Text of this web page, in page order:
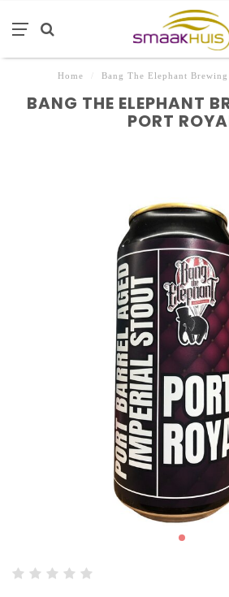
Home Bang The Elephant
BANG THE ELEPHANT
PORT